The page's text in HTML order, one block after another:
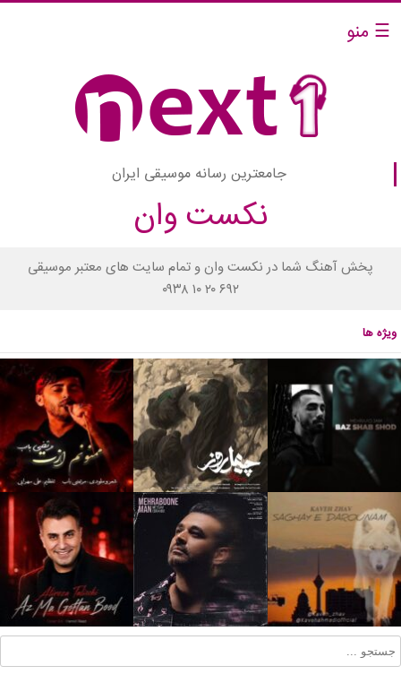
☰ منو
جامعترین رسانه موسیقی ایران
نکست وان
پخش آهنگ شما در نکست وان و تمام سایت های معتبر موسیقی
۰۹۳۸ ۱۰ ۲۰ ۶۹۲
ویژه ها